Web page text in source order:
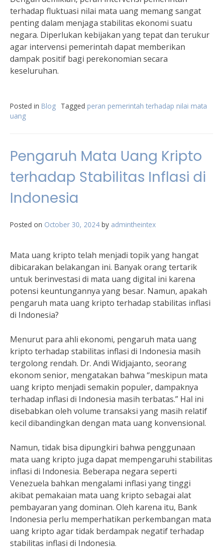
terhadap fluktuasi nilai mata uang memang sangat
penting dalam menjaga stabilitas ekonomi suatu
negara. Diperlukan kebijakan yang tepat dan terukur
agar intervensi pemerintah dapat memberikan
dampak positif bagi perekonomian secara
keseluruhan.
Posted in Blog Tagged peran pemerintah terhadap nilai mata
uang
Pengaruh Mata Uang Kripto
terhadap Stabilitas Inflasi di
Indonesia
Posted on October 30, 2024 by admintheintex
Mata uang kripto telah menjadi topik yang hangat
dibicarakan belakangan ini. Banyak orang tertarik
untuk berinvestasi di mata uang digital ini karena
potensi keuntungannya yang besar. Namun, apakah
pengaruh mata uang kripto terhadap stabilitas inflasi
di Indonesia?
Menurut para ahli ekonomi, pengaruh mata uang
kripto terhadap stabilitas inflasi di Indonesia masih
tergolong rendah. Dr. Andi Widjajanto, seorang
ekonom senior, mengatakan bahwa “meskipun mata
uang kripto menjadi semakin populer, dampaknya
terhadap inflasi di Indonesia masih terbatas.” Hal ini
disebabkan oleh volume transaksi yang masih relatif
kecil dibandingkan dengan mata uang konvensional.
Namun, tidak bisa dipungkiri bahwa penggunaan
mata uang kripto juga dapat mempengaruhi stabilitas
inflasi di Indonesia. Beberapa negara seperti
Venezuela bahkan mengalami inflasi yang tinggi
akibat pemakaian mata uang kripto sebagai alat
pembayaran yang dominan. Oleh karena itu, Bank
Indonesia perlu memperhatikan perkembangan mata
uang kripto agar tidak berdampak negatif terhadap
stabilitas inflasi di Indonesia.